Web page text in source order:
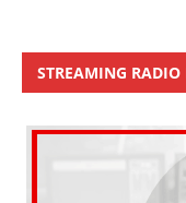
STREAMING